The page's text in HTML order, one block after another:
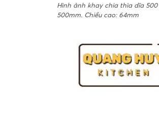
Hình ảnh khay chia thìa dĩa
500mm. Chiều cao: 64mm